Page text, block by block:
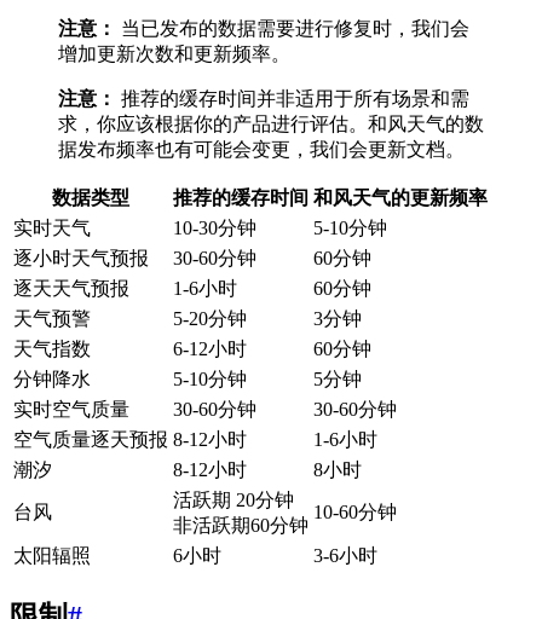
注意：
当已发布的数据需要进行修复时，我们会
增加更新次数和更新频率。
注意： 推荐的缓存时间并非适用于所有场景和需
求，你应该根据你的产品进行评估。和风天气的数
据发布频率也有可能会变更，我们会更新文档。
数据类型 推荐的缓存时间 和风天气的更新频率
实时天气
10-30分钟
5-10分钟
逐小时天气预报
30-60分钟
60分钟
逐天天气预报
1-6小时
60分钟
天气预警
5-20分钟
3分钟
天气指数
6-12小时
60分钟
分钟降水
5-10分钟
5分钟
实时空气质量
30-60分钟
30-60分钟
空气质量逐天预报 8-12小时
1-6小时
潮汐
8-12小时 8小时
台风
活跃期 20分钟
非活跃期60分钟
10-60分钟
太阳辐照 6小时 3-6小时